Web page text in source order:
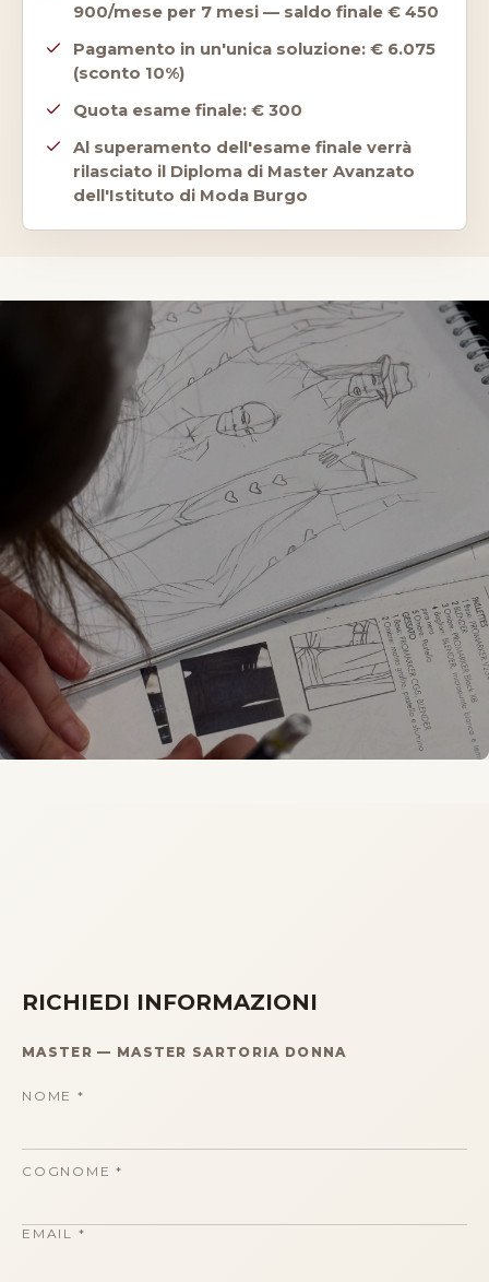
900/mese per 7 mesi — saldo finale € 450
Pagamento in un'unica soluzione: € 6.075
(sconto 10%)
Quota esame finale: € 300
Al superamento dell'esame finale verrà
rilasciato il Diploma di Master Avanzato
dell'Istituto di Moda Burgo
RICHIEDI INFORMAZIONI
MASTER — MASTER SARTORIA DONNA
NOME *
COGNOME *
EMAIL *